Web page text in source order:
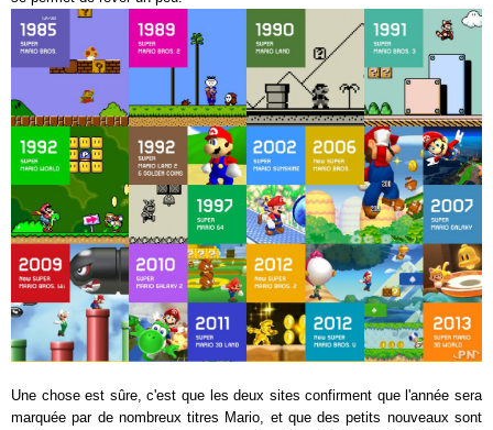
Une chose est sûre, c'est que les deux sites confirment que l'année sera
marquée par de nombreux titres Mario, et que des petits nouveaux sont